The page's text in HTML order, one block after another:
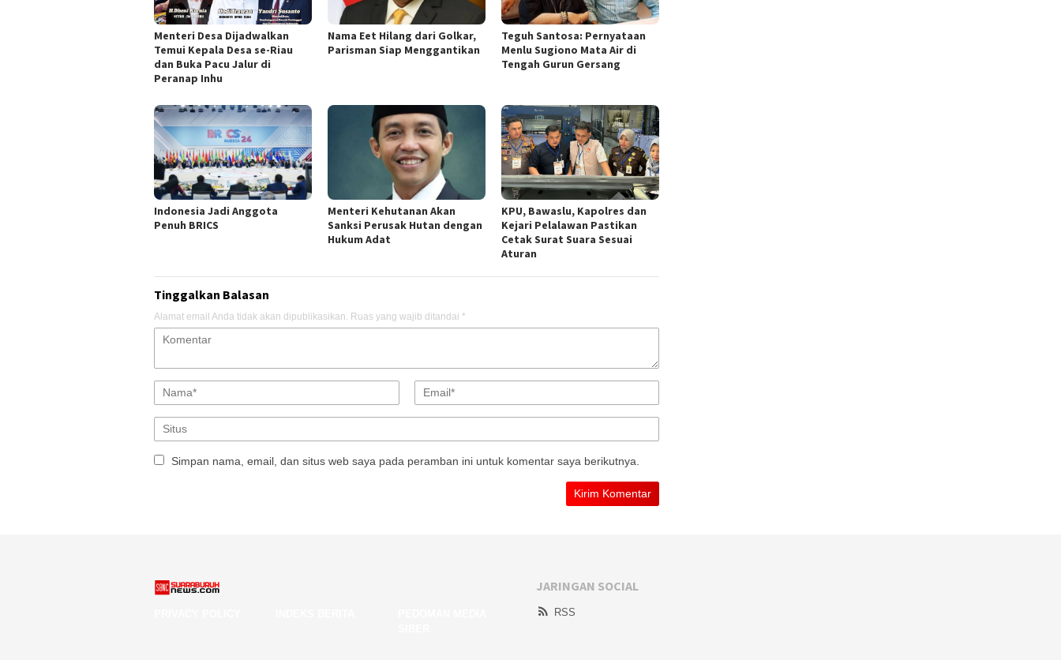
Menteri Desa Dijadwalkan
Temui Kepala Desa se-Riau
dan Buka Pacu Jalur di
Peranap Inhu
Nama Eet Hilang dari Golkar,
Parisman Siap Menggantikan
Teguh Santosa: Pernyataan
Menlu Sugiono Mata Air di
Tengah Gurun Gersang
Indonesia Jadi Anggota
Penuh BRICS
Menteri Kehutanan Akan
Sanksi Perusak Hutan dengan
Hukum Adat
KPU, Bawaslu, Kapolres dan
Kejari Pelalawan Pastikan
Cetak Surat Suara Sesuai
Aturan
Tinggalkan Balasan
Alamat email Anda tidak akan dipublikasikan. Ruas yang wajib ditandai *
Simpan nama, email, dan situs web saya pada peramban ini untuk komentar saya berikutnya.
JARINGAN SOCIAL
RSS